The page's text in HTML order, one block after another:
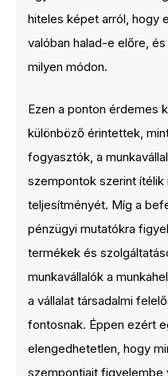
hiteles képet arról, hogy
valóban halad-e előre,
milyen módon.
Ezen a ponton érdemes
különböző érintettek,
fogyasztók, a
szempontok szerint ítélik
teljesítményét. Míg a
pénzügyi mutatókra
termékek és
munkavállalók a
a vállalat társadalmi
fontosnak. Éppen ezért
elengedhetetlen, hogy
szempontjait figyelembe